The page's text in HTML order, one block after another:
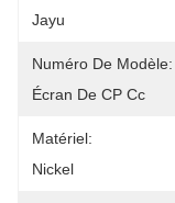
Jayu
Numéro De Modèle:
Écran De CP Cc
Matériel:
Nickel